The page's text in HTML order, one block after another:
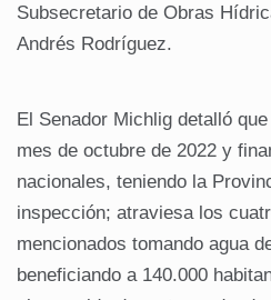
Subsecretario de Obras
Andrés Rodríguez.
El Senador Michlig detalló
mes de octubre de 2022 y
nacionales, teniendo la
inspección; atraviesa los
mencionados tomando agua
beneficiando a 140.000